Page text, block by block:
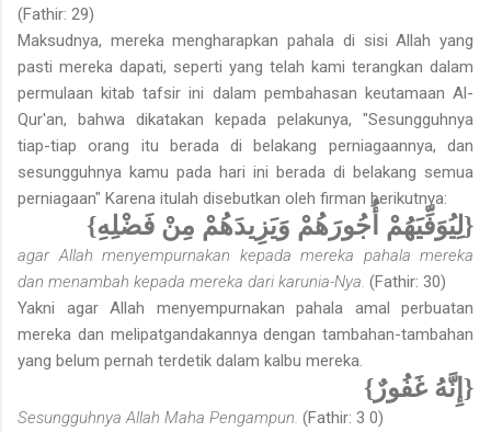
(Fathir: 29)
Maksudnya, mereka mengharapkan pahala di sisi Allah yang
pasti mereka dapati, seperti yang telah kami terangkan dalam
permulaan kitab tafsir ini dalam pembahasan keutamaan Al-
Qur'an, bahwa dikatakan kepada pelakunya, "Sesungguhnya
tiap-tiap orang itu berada di belakang perniagaannya, dan
sesungguhnya kamu pada hari ini berada di belakang semua
perniagaan" Karena itulah disebutkan oleh firman berikutnya:
{لِيُوَفِّيَهُمْ أُجُورَهُمْ وَيَزِيدَهُمْ مِنْ فَضْلِهِ}
agar Allah menyempurnakan kepada mereka pahala mereka
dan menambah kepada mereka dari karunia-Nya. (Fathir: 30)
Yakni agar Allah menyempurnakan pahala amal perbuatan
mereka dan melipatgandakannya dengan tambahan-tambahan
yang belum pernah terdetik dalam kalbu mereka.
{إِنَّهُ غَفُورٌ}
Sesungguhnya Allah Maha Pengampun. (Fathir: 3 0)